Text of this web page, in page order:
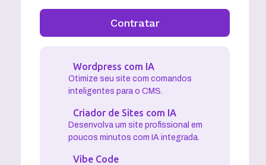
Contratar
Wordpress com IA
Otimize seu site com comandos
inteligentes para o CMS.
Criador de Sites com IA
Desenvolva um site profissional em
poucos minutos com IA integrada.
Vibe Code